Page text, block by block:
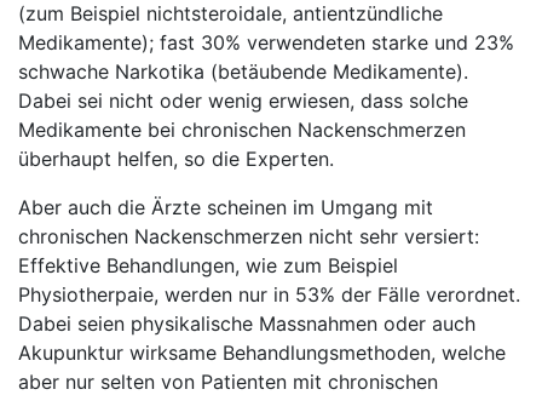
(zum Beispiel nichtsteroidale, antientzündliche
Medikamente); fast 30% verwendeten starke und 23%
schwache Narkotika (betäubende Medikamente).
Dabei sei nicht oder wenig erwiesen, dass solche
Medikamente bei chronischen Nackenschmerzen
überhaupt helfen, so die Experten.
Aber auch die Ärzte scheinen im Umgang mit
chronischen Nackenschmerzen nicht sehr versiert:
Effektive Behandlungen, wie zum Beispiel
Physiotherpaie, werden nur in 53% der Fälle verordnet.
Dabei seien physikalische Massnahmen oder auch
Akupunktur wirksame Behandlungsmethoden, welche
aber nur selten von Patienten mit chronischen